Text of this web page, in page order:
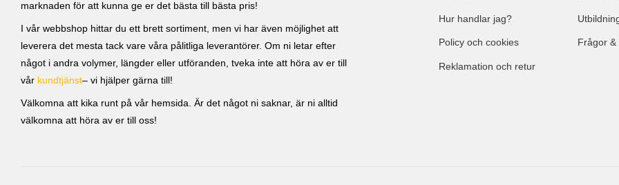
marknaden för att kunna ge er det bästa till bästa pris!
I vår webbshop hittar du ett brett sortiment, men vi har även möjlighet att
leverera det mesta tack vare våra pålitliga leverantörer. Om ni letar efter
något i andra volymer, längder eller utföranden, tveka inte att höra av er till
vår kundtjänst– vi hjälper gärna till!
Välkomna att kika runt på vår hemsida. Är det något ni saknar, är ni alltid
välkomna att höra av er till oss!
Hur handlar jag?
Policy och cookies
Reklamation och retur
Frågor &